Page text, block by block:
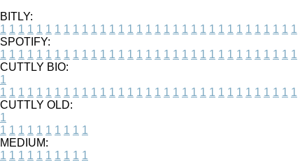
BITLY:
1 1 1 1 1 1 1 1 1 1 1 1 1 1 1 1 1 1 1 1 1 1 1 1 1 1 1 1 1 1 1 1 1
SPOTIFY:
1 1 1 1 1 1 1 1 1 1 1 1 1 1 1 1 1 1 1 1 1 1 1 1 1 1 1 1 1 1 1 1 1
CUTTLY BIO:
1
1 1 1 1 1 1 1 1 1 1 1 1 1 1 1 1 1 1 1 1 1 1 1 1 1 1 1 1 1 1 1 1 1
CUTTLY OLD:
1
1 1 1 1 1 1 1 1 1 1
MEDIUM:
1 1 1 1 1 1 1 1 1 1